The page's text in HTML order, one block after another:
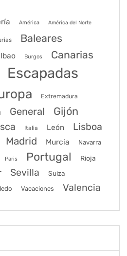
América América del Norte
Baleares
Burgos Canarias
Escapadas
Extremadura
General Gijón
Italia León Lisboa
Madrid Murcia Navarra
Paris Portugal Rioja
Sevilla Suiza
Vacaciones Valencia